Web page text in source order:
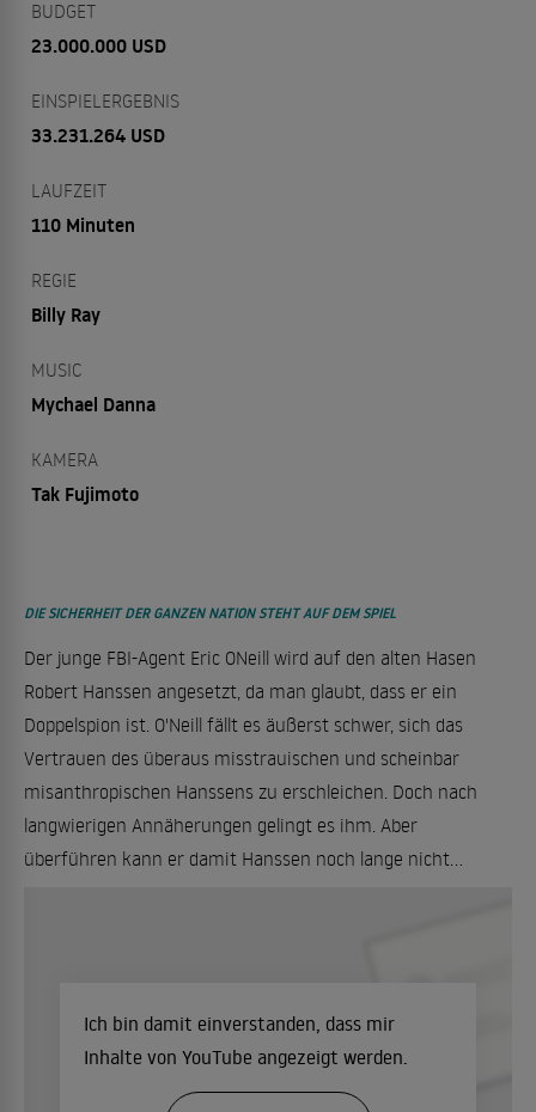
BUDGET
23.000.000 USD
EINSPIELERGEBNIS
33.231.264 USD
LAUFZEIT
110 Minuten
REGIE
Billy Ray
MUSIC
Mychael Danna
KAMERA
Tak Fujimoto
DIE SICHERHEIT DER GANZEN NATION STEHT AUF DEM SPIEL
Der junge FBI-Agent Eric ONeill wird auf den alten Hasen
Robert Hanssen angesetzt, da man glaubt, dass er ein
Doppelspion ist. O'Neill fällt es äußerst schwer, sich das
Vertrauen des überaus misstrauischen und scheinbar
misanthropischen Hanssens zu erschleichen. Doch nach
langwierigen Annäherungen gelingt es ihm. Aber
überführen kann er damit Hanssen noch lange nicht...
Ich bin damit einverstanden, dass mir
Inhalte von YouTube angezeigt werden.